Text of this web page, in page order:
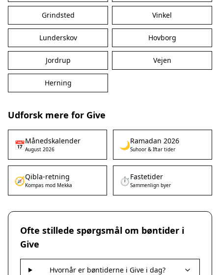
Grindsted Vinkel
Lunderskov Hovborg
Jordrup Vejen
Herning
Udforsk mere for Give
📅Månedskalender
August 2026 🌙Ramadan 2026
Suhoor & Iftar tider
🧭Qibla-retning
Kompas mod Mekka ⏱️Fastetider
Sammenlign byer
Ofte stillede spørgsmål om bøntider i
Give
Hvornår er bøntiderne i Give i dag?